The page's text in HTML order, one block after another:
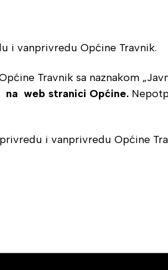
i vanprivredu Općine Travnik.
Travnik sa naznakom
na web stranici Općine.
i vanprivredu Općine